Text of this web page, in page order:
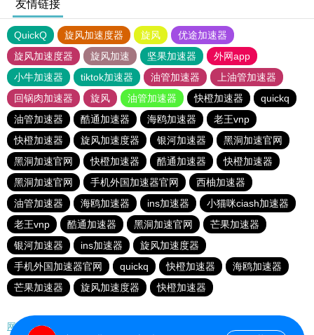
友情链接
QuickQ 旋风加速度器 旋风
优途加速器
旋风加速度器
旋风加速 坚果加速器
外网app
小牛加速器
tiktok加速器 油管加速器
上油管加速器
回锅肉加速器
旋风 油管加速器 快橙加速器
quickq
油管加速器
酷通加速器 海鸥加速器
老王vnp
快橙加速器
旋风加速度器 银河加速器
黑洞加速官网
黑洞加速官网
快橙加速器 酷通加速器
快橙加速器
黑洞加速官网
手机外国加速器官网
西柚加速器
油管加速器
海鸥加速器 ins加速器
小猫咪ciash加速器
老王vnp
酷通加速器 黑洞加速官网
芒果加速器
银河加速器
ins加速器
旋风加速度器
手机外国加速器官网
quickq 快橙加速器
海鸥加速器
芒果加速器
旋风加速度器 快橙加速器
网站地图